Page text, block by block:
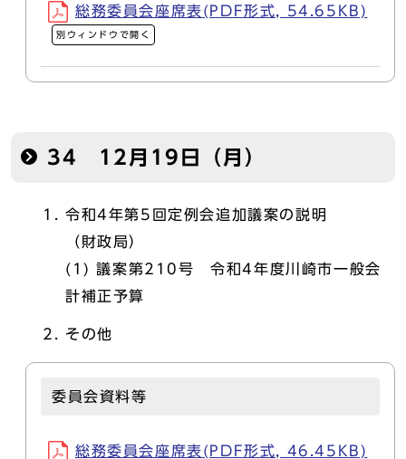
総務委員会座席表(PDF形式, 54.65KB)
別ウィンドウで開く
34 12月19日（月）
令和4年第5回定例会追加議案の説明
（財政局）
(1) 議案第210号 令和4年度川崎市一般会
計補正予算
その他
委員会資料等
総務委員会座席表(PDF形式, 46.45KB)